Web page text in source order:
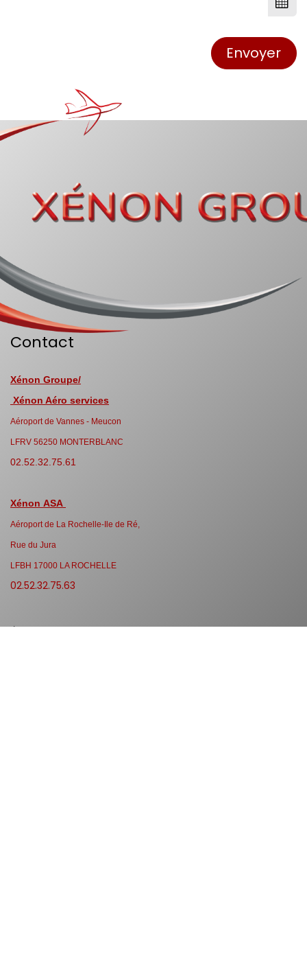
Envoyer
Contact
Xénon Groupe/
Xénon Aéro services
Aéroport de Vannes - Meucon
LFRV 56250 MONTERBLANC
02.52.32.75.61
Xénon ASA
Aéroport de La Rochelle-Ile de Ré,
Rue du Jura
LFBH 17000 LA ROCHELLE
02.52.32.75.63